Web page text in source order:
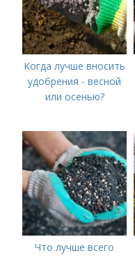
Когда лучше вносить
удобрения - весной
или осенью?
Что лучше всего